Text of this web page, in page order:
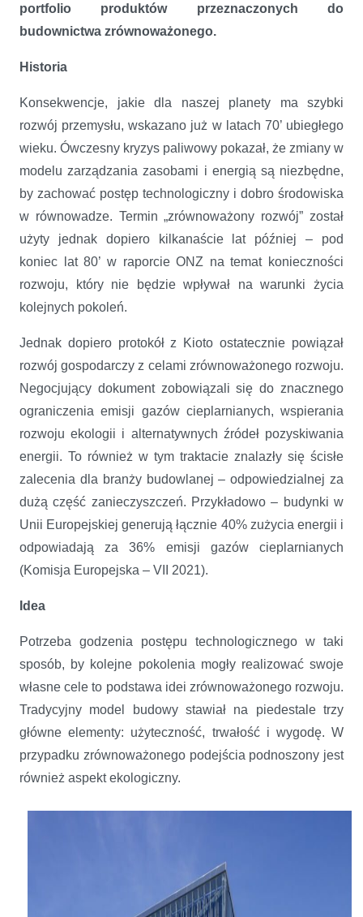
portfolio produktów przeznaczonych do
budownictwa zrównoważonego.
Historia
Konsekwencje, jakie dla naszej planety ma szybki
rozwój przemysłu, wskazano już w latach 70’ ubiegłego
wieku. Ówczesny kryzys paliwowy pokazał, że zmiany w
modelu zarządzania zasobami i energią są niezbędne,
by zachować postęp technologiczny i dobro środowiska
w równowadze. Termin „zrównoważony rozwój” został
użyty jednak dopiero kilkanaście lat później – pod
koniec lat 80’ w raporcie ONZ na temat konieczności
rozwoju, który nie będzie wpływał na warunki życia
kolejnych pokoleń.
Jednak dopiero protokół z Kioto ostatecznie powiązał
rozwój gospodarczy z celami zrównoważonego rozwoju.
Negocjujący dokument zobowiązali się do znacznego
ograniczenia emisji gazów cieplarnianych, wspierania
rozwoju ekologii i alternatywnych źródeł pozyskiwania
energii. To również w tym traktacie znalazły się ścisłe
zalecenia dla branży budowlanej – odpowiedzialnej za
dużą część zanieczyszczeń. Przykładowo – budynki w
Unii Europejskiej generują łącznie 40% zużycia energii i
odpowiadają za 36% emisji gazów cieplarnianych
(Komisja Europejska – VII 2021).
Idea
Potrzeba godzenia postępu technologicznego w taki
sposób, by kolejne pokolenia mogły realizować swoje
własne cele to podstawa idei zrównoważonego rozwoju.
Tradycyjny model budowy stawiał na piedestale trzy
główne elementy: użyteczność, trwałość i wygodę. W
przypadku zrównoważonego podejścia podnoszony jest
również aspekt ekologiczny.